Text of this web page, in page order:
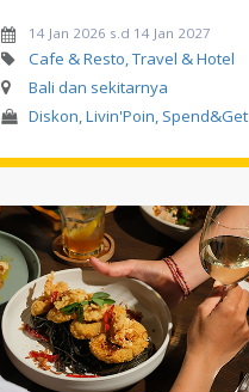
14 Jan 2026 s.d 14 Jan 2027
Cafe & Resto, Travel & Hotel
Bali dan sekitarnya
Diskon, Livin'Poin, Spend&Get